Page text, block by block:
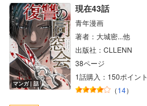
マンガ｜話
現在43話
青年漫画
著者：大城密...他
出版社：CLLENN
38ページ
1話購入：150ポイント
（14）